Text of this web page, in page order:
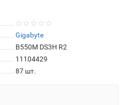
Gigabyte
B550M DS3H R2
11104429
87 шт.